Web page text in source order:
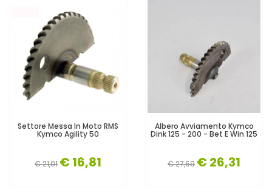
Settore Messa In Moto RMS
Kymco Agility 50
€ 21,01 € 16,81
Albero Avviamento Kymco
Dink 125 - 200 - Bet E Win 125
€ 27,69 € 26,31